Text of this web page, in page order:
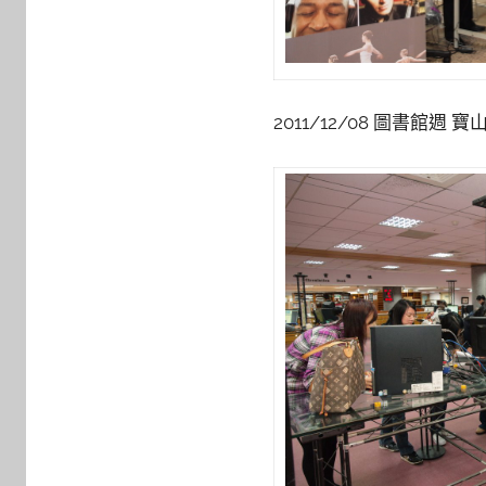
2011/12/08 圖書館週 寶